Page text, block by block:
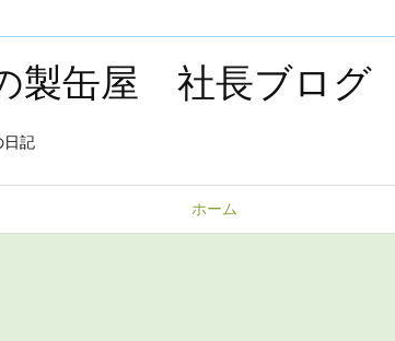
製缶屋 社長ブログ
日記
ホーム